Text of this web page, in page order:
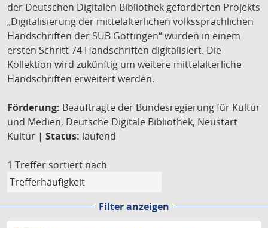
der Deutschen Digitalen Bibliothek geförderten Projekts
„Digitalisierung der mittelalterlichen volkssprachlichen
Handschriften der SUB Göttingen“ wurden in einem
ersten Schritt 74 Handschriften digitalisiert. Die
Kollektion wird zukünftig um weitere mittelalterliche
Handschriften erweitert werden.
Förderung: Beauftragte der Bundesregierung für Kultur
und Medien, Deutsche Digitale Bibliothek, Neustart
Kultur | Status: laufend
1 Treffer sortiert nach
Filter anzeigen